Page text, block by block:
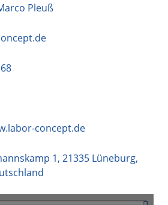
Pleuß
concept.de
1, 21335 Lüneburg,